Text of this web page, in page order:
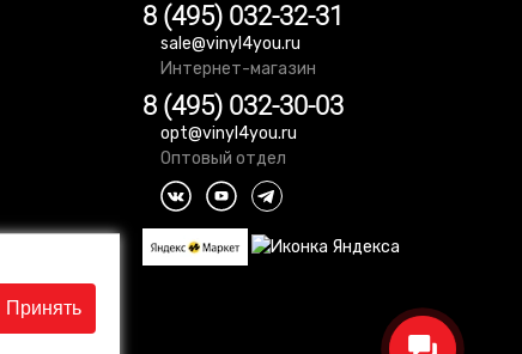
8 (495) 032-32-31
sale@vinyl4you.ru
Интернет-магазин
8 (495) 032-30-03
opt@vinyl4you.ru
Оптовый отдел
Принять